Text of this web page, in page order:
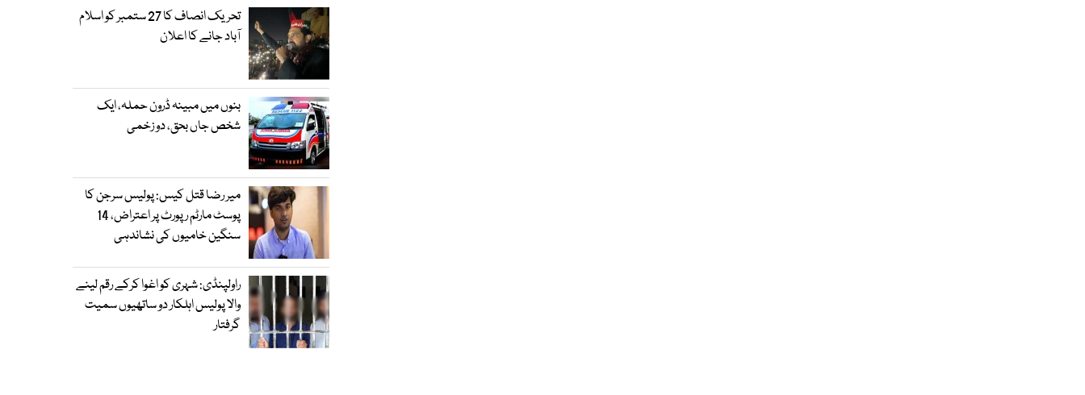
تحریک انصاف کا 27 ستمبر کو اسلام
آباد جانے کا اعلان
بنوں میں مبینہ ڈرون حملہ، ایک
شخص جاں بحق، دو زخمی
میر رضا قتل کیس: پولیس سرجن کا
پوسٹ مارٹم رپورٹ پر اعتراض، 14
سنگین خامیوں کی نشاندہی
راولپنڈی: شہری کو اغوا کرکے رقم لینے
والا پولیس اہلکار دو ساتھیوں سمیت
گرفتار